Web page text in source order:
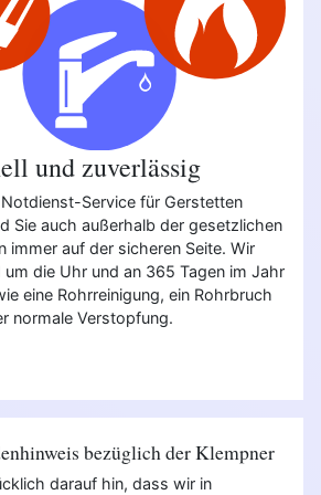
und zuverlässig
Service für Gerstetten
Sie auch außerhalb der gesetzlichen
immer auf der sicheren Seite. Wir
um die Uhr und an 365 Tagen im Jahr
eine Rohrreinigung, ein Rohrbruch
normale Verstopfung.
bezüglich der Klempner
darauf hin, dass wir in